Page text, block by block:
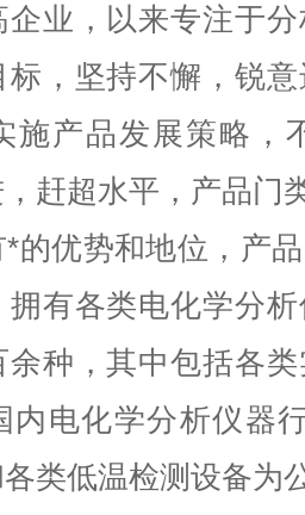
企业，以来专注于
，坚持不懈，锐
施产品发展策略，
赶超水平，产品门
的优势和地位，产
有各类电化学分
余种，其中包括各
内电化学分析仪器
类低温检测设备为